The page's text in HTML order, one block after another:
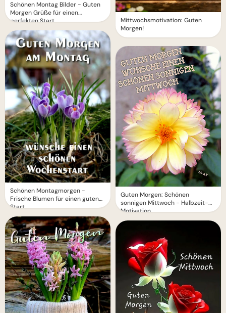
Schönen Montag Bilder - Guten
Morgen Grüße für einen
perfekten Start
Schönen Montagmorgen -
Frische Blumen für einen guten
Start
Mittwochsmotivation: Guten
Morgen!
Guten Morgen: Schönen
sonnigen Mittwoch - Halbzeit-
Motivation